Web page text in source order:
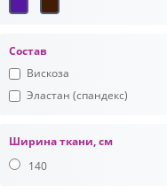
Состав
Вискоза
Эластан (спандекс)
Ширина ткани, см
140